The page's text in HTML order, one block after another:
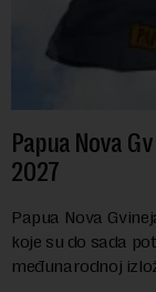
Papua Nova
2027
Papua Nova
koje su do sada
međunarodnoj